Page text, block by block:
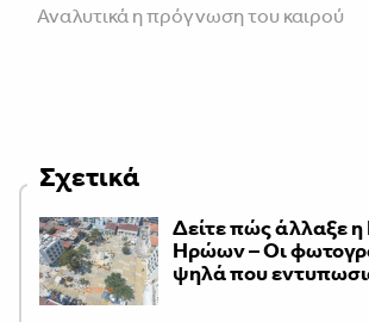
Αναλυτικά η πρόγνωση του καιρού
Σχετικά
Δείτε πώς άλλαξε η
Ηρώων – Οι
ψηλά που